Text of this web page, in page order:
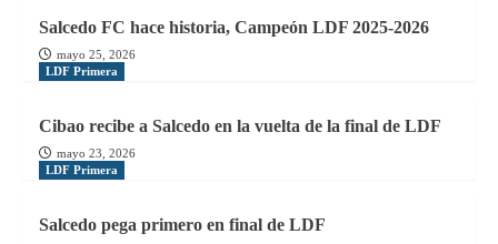
Salcedo FC hace historia, Campeón LDF 2025-2026
mayo 25, 2026
LDF Primera
Cibao recibe a Salcedo en la vuelta de la final de LDF
mayo 23, 2026
LDF Primera
Salcedo pega primero en final de LDF